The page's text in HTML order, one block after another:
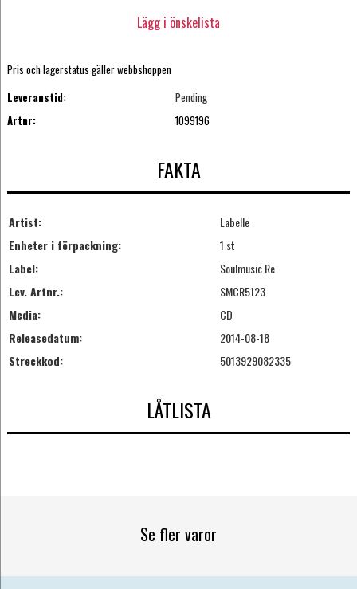
Lägg i önskelista
Pris och lagerstatus gäller webbshoppen
Leveranstid:
Pending
Artnr:
1099196
FAKTA
Artist:
Labelle
Enheter i förpackning:
1 st
Label:
Soulmusic Re
Lev. Artnr.:
SMCR5123
Media:
CD
Releasedatum:
2014-08-18
Streckkod:
5013929082335
LÅTLISTA
Se fler varor